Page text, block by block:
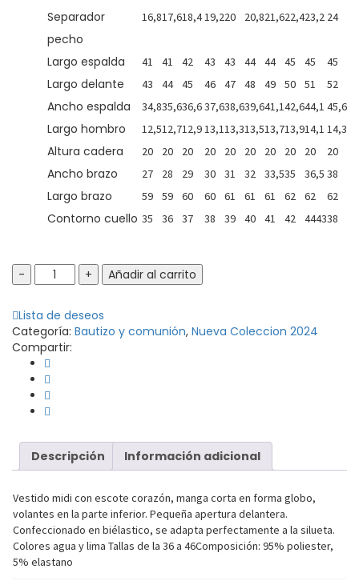
Separador
pecho
16,817,618,419,220 20,821,622,423,2 24
Largo espalda 41 41 42 43 43 44 44 45 45 45
Largo delante 43 44 45 46 47 48 49 50 51 52
Ancho espalda 34,835,636,637,638,639,641,142,644,1 45,6
Largo hombro 12,512,712,913,113,313,513,713,914,1 14,3
Altura cadera 20 20 20 20 20 20 20 20 20 20
Ancho brazo 27 28 29 30 31 32 33,535 36,5 38
Largo brazo 59 59 60 60 61 61 61 62 62 62
Contorno cuello 35 36 37 38 39 40 41 42 444338
Vestido
Daniela
Añadir al carrito
Lista de deseos
Categoría: Bautizo y comunión, Nueva Coleccion 2024
Compartir:
Descripción Información adicional
Vestido midi con escote corazón, manga corta en forma globo,
volantes en la parte inferior. Pequeña apertura delantera.
Confeccionado en biélastico, se adapta perfectamente a la silueta.
Colores agua y lima Tallas de la 36 a 46Composición: 95% poliester,
5% elastano